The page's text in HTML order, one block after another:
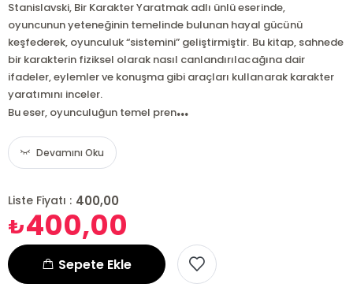
Stanislavski, Bir Karakter Yaratmak adlı ünlü eserinde,
oyuncunun yeteneğinin temelinde bulunan hayal gücünü
keşfederek, oyunculuk “sistemini” geliştirmiştir. Bu kitap, sahnede
bir karakterin fiziksel olarak nasıl canlandırılacağına dair
ifadeler, eylemler ve konuşma gibi araçları kullanarak karakter
yaratımını inceler.
Bu eser, oyunculuğun temel pren...
Devamını Oku
Liste Fiyatı : 400,00
₺400,00
Sepete Ekle